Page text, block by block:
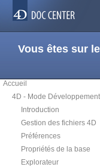
Vous êtes sur
Accueil
4D - Mode Développement
Introduction
Gestion des fichiers 4D
Préférences
Propriétés de la base
Explorateur